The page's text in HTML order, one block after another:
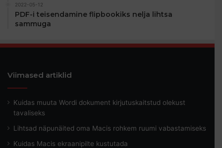
2022-05-12
PDF-i teisendamine flipbookiks nelja lihtsa
sammuga
Viimased artiklid
Kuidas muuta Wordi dokument kirjutuskaitstud olekust
tavaliseks
Lihtsad näpunäited oma Macis rohkem ruumi vabastamiseks
Kuidas Macis ekraanipilte kustutada